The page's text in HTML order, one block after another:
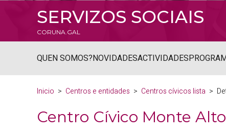
SERVIZOS SOCIAIS
CORUNA.GAL
QUEN SOMOS?NOVIDADESACTIVIDADES
Inicio Centros e entidades Centros cívicos lista
Centro Cívico Monte Alto